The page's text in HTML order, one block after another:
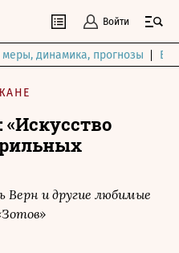
Войти
динамика, прогнозы
Верн и другие любимые